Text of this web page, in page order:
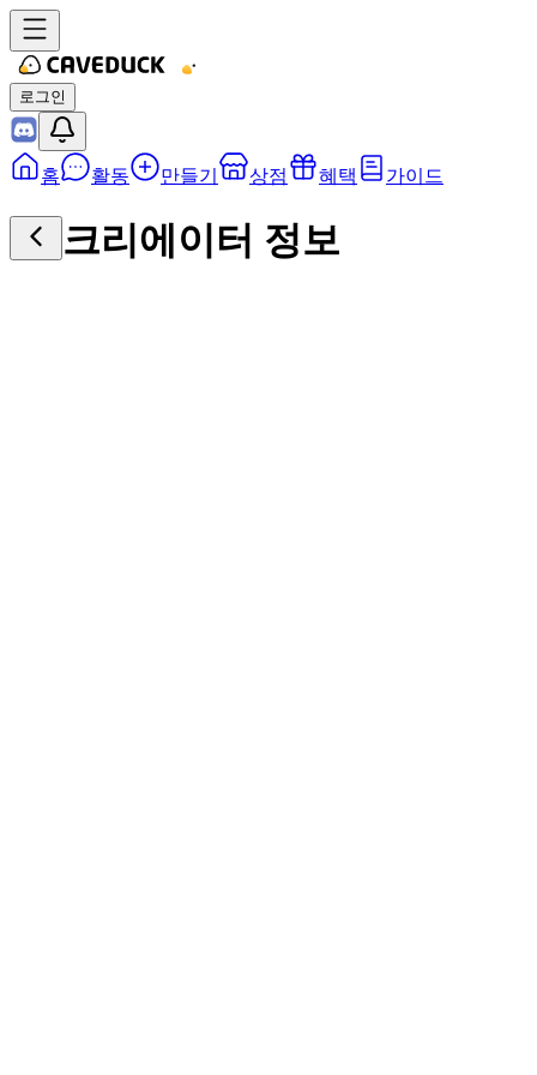
로그인
홈 활동 만들기 상점 혜택 가이드
크리에이터 정보